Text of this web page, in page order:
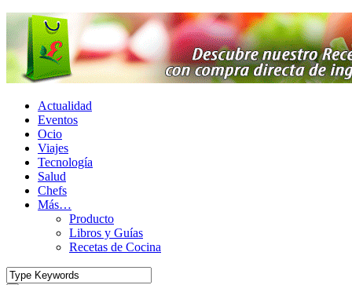
Actualidad
Eventos
Ocio
Viajes
Tecnología
Salud
Chefs
Más…
Producto
Libros y Guías
Recetas de Cocina